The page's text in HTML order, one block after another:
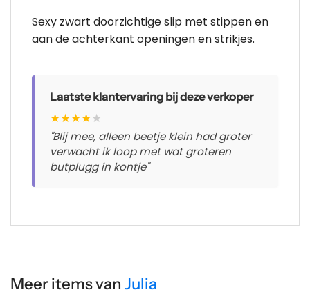
Sexy zwart doorzichtige slip met stippen en
aan de achterkant openingen en strikjes.
Laatste klantervaring bij deze verkoper
★★★★★
"Blij mee, alleen beetje klein had groter
verwacht ik loop met wat groteren
butplugg in kontje"
Meer items van Julia